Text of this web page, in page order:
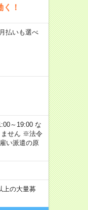
！
払いも選べ
～19:00 な
ません ※法令
い派遣の原
上の大量募